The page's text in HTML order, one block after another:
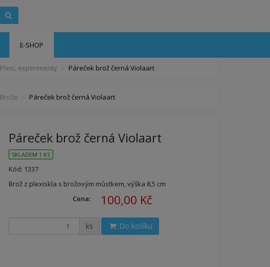
E-SHOP
Plexi, experimenty Páreček brož černá Violaart
Brože Páreček brož černá Violaart
Páreček brož černá Violaart
SKLADEM 1 KS
Kód: 1337
Brož z plexiskla s brožovým můstkem, výška 8,5 cm
Cena:
100,00 Kč
ks Do košíku